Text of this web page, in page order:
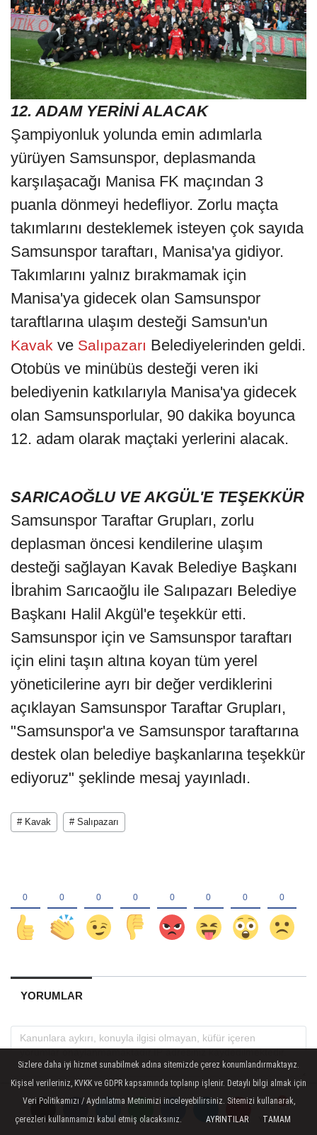
Yorumlar
Yorumlar
Yorumlar
12. ADAM YERİNİ ALACAK
Şampiyonluk yolunda emin adımlarla
yürüyen Samsunspor, deplasmanda
karşılaşacağı Manisa FK maçından 3
puanla dönmeyi hedefliyor. Zorlu maçta
takımlarını desteklemek isteyen çok sayıda
Samsunspor taraftarı, Manisa'ya gidiyor.
Takımlarını yalnız bırakmamak için
Manisa'ya gidecek olan Samsunspor
taraftlarına ulaşım desteği Samsun'un
Kavak ve Salıpazarı Belediyelerinden geldi.
Otobüs ve minübüs desteği veren iki
belediyenin katkılarıyla Manisa'ya gidecek
olan Samsunsporlular, 90 dakika boyunca
12. adam olarak maçtaki yerlerini alacak.
SARICAOĞLU VE AKGÜL'E TEŞEKKÜR
Samsunspor Taraftar Grupları, zorlu
deplasman öncesi kendilerine ulaşım
desteği sağlayan Kavak Belediye Başkanı
İbrahim Sarıcaoğlu ile Salıpazarı Belediye
Başkanı Halil Akgül'e teşekkür etti.
Samsunspor için ve Samsunspor taraftarı
için elini taşın altına koyan tüm yerel
yöneticilerine ayrı bir değer verdiklerini
açıklayan Samsunspor Taraftar Grupları,
"Samsunspor'a ve Samsunspor taraftarına
destek olan belediye başkanlarına teşekkür
ediyoruz" şeklinde mesaj yayınladı.
# Kavak # Salıpazarı
YORUMLAR
Sizlere daha iyi hizmet sunabilmek adına sitemizde çerez konumlandırmaktayız.
Kişisel verileriniz, KVKK ve GDPR kapsamında toplanıp işlenir. Detaylı bilgi almak için
Veri Politikamızı / Aydınlatma Metnimizi inceleyebilirsiniz. Sitemizi kullanarak,
çerezleri kullanmamızı kabul etmiş olacaksınız.
AYRINTILAR TAMAM